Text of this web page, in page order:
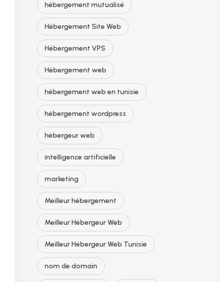
hébergement mutualisé
Hébergement Site Web
Hébergement VPS
Hébergement web
hébergement web en tunisie
hébergement wordpress
hébergeur web
intelligence artificielle
marketing
Meilleur hébergement
Meilleur Hébergeur Web
Meilleur Hébergeur Web Tunisie
nom de domain